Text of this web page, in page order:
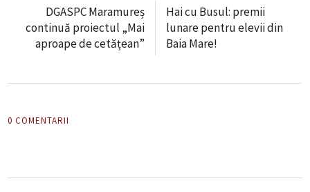
DGASPC Maramureș
continuă proiectul „Mai
aproape de cetățean”
Hai cu Busul: premii
lunare pentru elevii din
Baia Mare!
0 COMENTARII